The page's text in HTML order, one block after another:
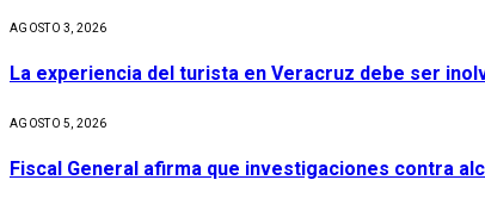
AGOSTO 3, 2026
La experiencia del turista en Veracruz debe ser
AGOSTO 5, 2026
Fiscal General afirma que investigaciones contra